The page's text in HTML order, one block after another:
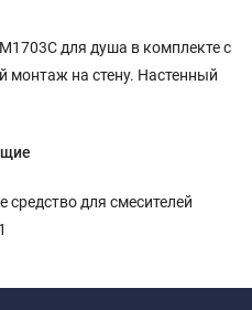
для душа в комплекте с
монтаж на стену. Настенный
для смесителей